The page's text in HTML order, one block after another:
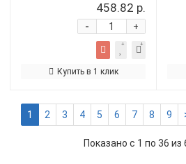
458.82 р.
+
-
Купить в 1 клик
1 2 3 4 5 6 7 8 9
Показано с 1 по 36